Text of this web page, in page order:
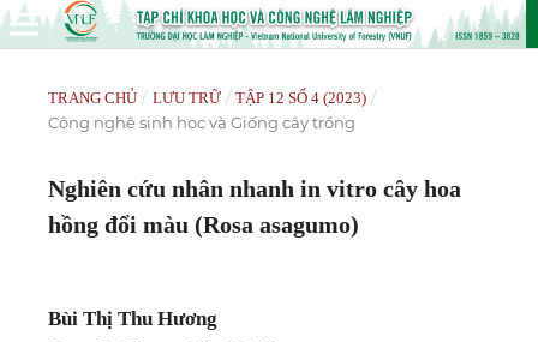
TRANG CHỦ / LƯU TRỮ / TẬP 12 SỐ 4 (2023) /
Công nghệ sinh học và Giống cây trồng
Nghiên cứu nhân nhanh in vitro cây hoa
hồng đổi màu (Rosa asagumo)
Bùi Thị Thu Hương